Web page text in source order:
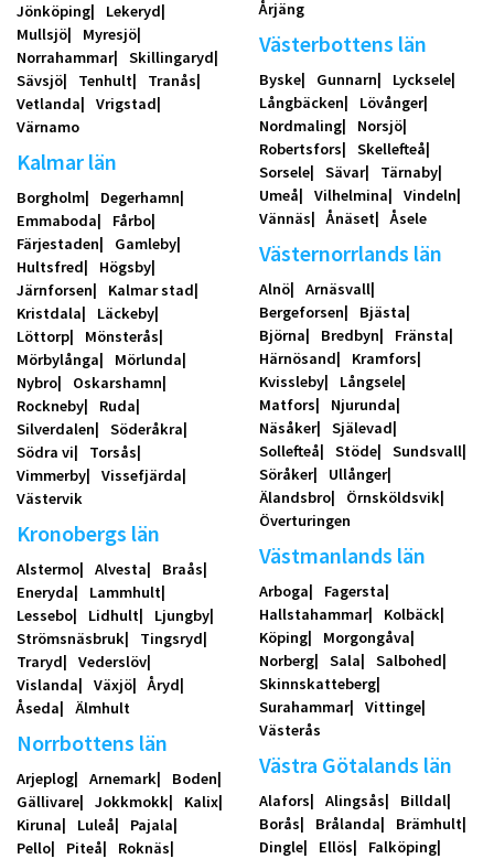
Jönköping
Lekeryd
Mullsjö
Myresjö
Norrahammar
Skillingaryd
Sävsjö
Tenhult
Tranås
Vetlanda
Vrigstad
Värnamo
Kalmar län
Borgholm
Degerhamn
Emmaboda
Fårbo
Färjestaden
Gamleby
Hultsfred
Högsby
Järnforsen
Kalmar stad
Kristdala
Läckeby
Löttorp
Mönsterås
Mörbylånga
Mörlunda
Nybro
Oskarshamn
Rockneby
Ruda
Silverdalen
Söderåkra
Södra vi
Torsås
Vimmerby
Vissefjärda
Västervik
Kronobergs län
Alstermo Alvesta
Braås
Eneryda
Lammhult
Lessebo
Lidhult
Ljungby
Strömsnäsbruk
Tingsryd
Traryd
Vederslöv
Vislanda
Växjö
Åryd
Åseda
Älmhult
Norrbottens län
Arjeplog Arnemark
Boden
Gällivare
Jokkmokk
Kalix
Kiruna
Luleå
Pajala
Pello
Piteå
Roknäs
Årjäng
Västerbottens län
Byske Gunnarn
Lycksele
Långbäcken
Lövånger
Nordmaling
Norsjö
Robertsfors
Skellefteå
Sorsele
Sävar
Tärnaby
Umeå
Vilhelmina
Vindeln
Vännäs
Ånäset Åsele
Västernorrlands län
Alnö
Arnäsvall
Bergeforsen
Bjästa
Björna
Bredbyn
Fränsta
Härnösand
Kramfors
Kvissleby
Långsele
Matfors
Njurunda
Näsåker
Själevad
Sollefteå
Stöde
Sundsvall
Söråker
Ullånger
Älandsbro
Örnsköldsvik
Överturingen
Västmanlands län
Arboga
Fagersta
Hallstahammar
Kolbäck
Köping
Morgongåva
Norberg
Sala
Salbohed
Skinnskatteberg
Surahammar
Vittinge
Västerås
Västra Götalands län
Alafors Alingsås
Billdal
Borås
Brålanda
Brämhult
Dingle
Ellös
Falköping